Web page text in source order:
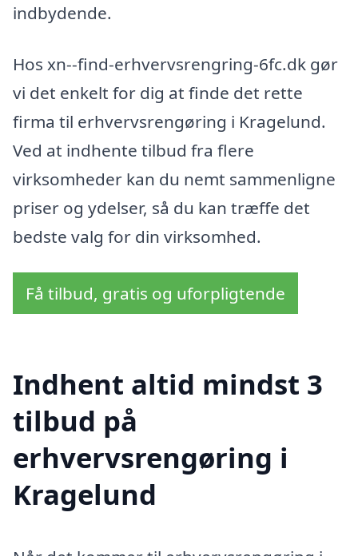
indbydende.
Hos xn--find-erhvervsrengring-6fc.dk gør
vi det enkelt for dig at finde det rette
firma til erhvervsrengøring i Kragelund.
Ved at indhente tilbud fra flere
virksomheder kan du nemt sammenligne
priser og ydelser, så du kan træffe det
bedste valg for din virksomhed.
Få tilbud, gratis og uforpligtende
Indhent altid mindst 3
tilbud på
erhvervsrengøring i
Kragelund